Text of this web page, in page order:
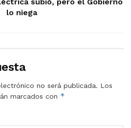
lo niega
no será publicada. Los
marcados con *